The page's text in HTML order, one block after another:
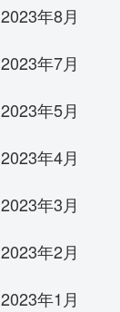
2023年8月
2023年7月
2023年5月
2023年4月
2023年3月
2023年2月
2023年1月